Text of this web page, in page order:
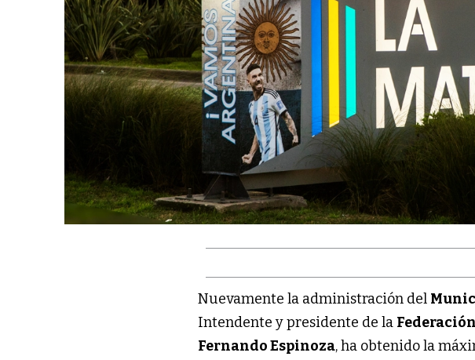
Nuevamente la administración del
Intendente y presidente de la
Fernando Espinoza, ha obtenido la